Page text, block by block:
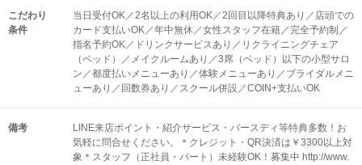
こだわり
条件
当日受付OK／2名以上の利用OK／2回目以降特典あり／店頭での
カード支払いOK／年中無休／女性スタッフ在籍／完全予約制／
指名予約OK／ドリンクサービスあり／リクライニングチェア
（ベッド）／メイクルームあり／3席（ベッド）以下の小型サロ
ン／都度払いメニューあり／体験メニューあり／ブライダルメニ
ューあり／回数券あり／スクール併設／COIN+支払いOK
備考
LINE来店ポイント・紹介サービス・バースディ等特典多数！お
気軽に問合せください。＊クレジット・QR決済は￥3300以上対
象＊スタッフ（正社員・パート）未経験OK！募集中 http://www.